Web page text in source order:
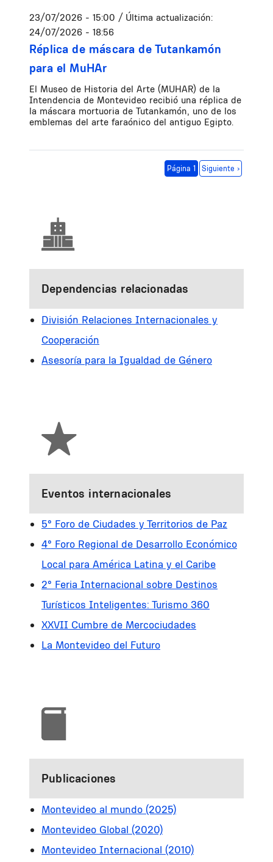
23/07/2026 - 15:00 / Última actualización:
24/07/2026 - 18:56
Réplica de máscara de Tutankamón
para el MuHAr
El Museo de Historia del Arte (MUHAR) de la
Intendencia de Montevideo recibió una réplica de
la máscara mortuoria de Tutankamón, uno de los
emblemas del arte faraónico del antiguo Egipto.
Página 1 Siguiente página
Siguiente ›
Dependencias relacionadas
División Relaciones Internacionales y
Cooperación
Asesoría para la Igualdad de Género
Eventos internacionales
5° Foro de Ciudades y Territorios de Paz
4° Foro Regional de Desarrollo Económico
Local para América Latina y el Caribe
2° Feria Internacional sobre Destinos
Turísticos Inteligentes: Turismo 360
XXVII Cumbre de Mercociudades
La Montevideo del Futuro
Publicaciones
Montevideo al mundo (2025)
Montevideo Global (2020)
Montevideo Internacional (2010)